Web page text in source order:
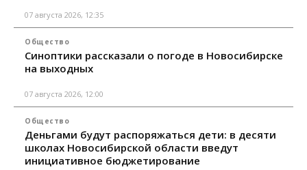
07 августа 2026, 12:35
Общество
Синоптики рассказали о погоде в Новосибирске
на выходных
07 августа 2026, 12:00
Общество
Деньгами будут распоряжаться дети: в десяти
школах Новосибирской области введут
инициативное бюджетирование